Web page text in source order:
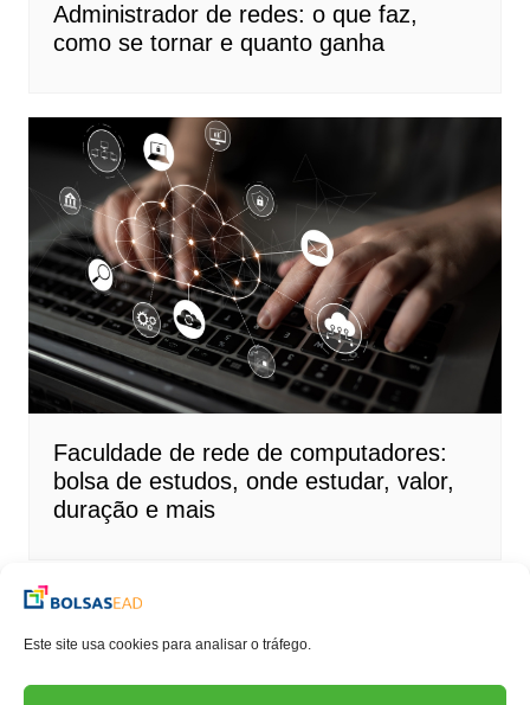
Este site usa cookies para analisar o tráfego.
Administrador de redes: o que faz,
como se tornar e quanto ganha
Faculdade de rede de computadores:
bolsa de estudos, onde estudar, valor,
duração e mais